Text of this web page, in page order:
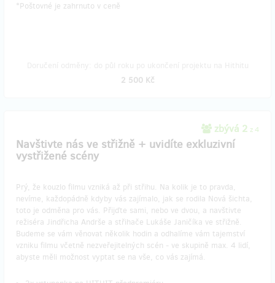
​*Poštovné je zahrnuto v ceně
2 500 Kč
zbývá 2 z 4
Navštivte nás ve střižně + uvidíte exkluzivní
vystřižené scény
Prý, že kouzlo filmu vzniká až při střihu. Na kolik je to pravda,
nevíme, každopádně kdyby vás zajímalo, jak se rodila Nová šichta,
toto je odměna pro vás. Přijďte sami, nebo ve dvou, a navštivte
režiséra Jindřicha Andrše a střihače Lukáše Janičíka ve střižně.
Budeme se vám věnovat několik hodin a odhalíme vám tajemství
vzniku filmu včetně nezveřejitelných scén - ve skupině max. 4 lidí,
abyste měli možnost vyptat se na vše, co vás zajímá.